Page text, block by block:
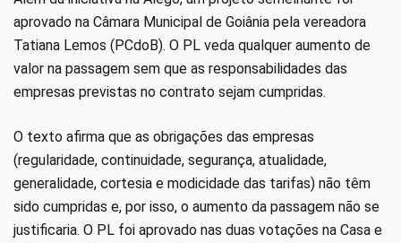
aprovado na Câmara Municipal de Goiânia pela vereadora
Tatiana Lemos (PCdoB). O PL veda qualquer aumento de
valor na passagem sem que as responsabilidades das
empresas previstas no contrato sejam cumpridas.
O texto afirma que as obrigações das empresas
(regularidade, continuidade, segurança, atualidade,
generalidade, cortesia e modicidade das tarifas) não têm
sido cumpridas e, por isso, o aumento da passagem não se
justificaria. O PL foi aprovado nas duas votações na Casa e